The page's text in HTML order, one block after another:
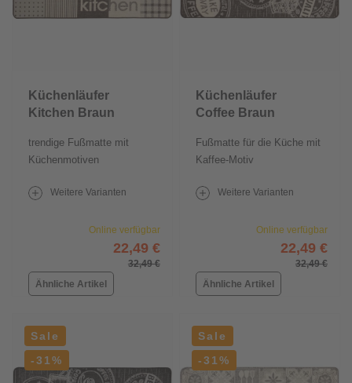
Küchenläufer
Kitchen Braun
trendige Fußmatte mit
Küchenmotiven
Weitere Varianten
Online verfügbar
22,49 €
32,49 €
Ähnliche Artikel
Küchenläufer
Coffee Braun
Fußmatte für die Küche mit
Kaffee-Motiv
Weitere Varianten
Online verfügbar
22,49 €
32,49 €
Ähnliche Artikel
Sale
-31%
Sale
-31%